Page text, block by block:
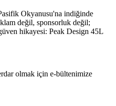
Okyanusu'na indiğinde
değil, sponsorluk değil;
hikayesi: Peak Design 45L
olmak için e-bültenimize